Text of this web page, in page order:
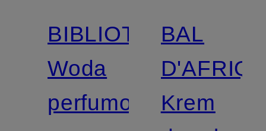
BIBLIOTHEQUE
Woda
perfumowana
BAL
Krem